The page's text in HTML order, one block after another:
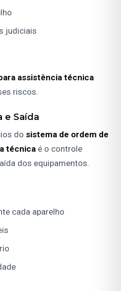
judiciais
assistência técnica
riscos.
e Saída
do sistema de ordem de
técnica é o controle
dos equipamentos.
cada aparelho